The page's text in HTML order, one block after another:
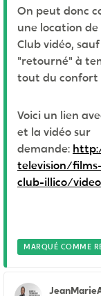
On peut donc
une location
Club vidéo,
"retourné" à
tout du confort
Voici un lien
et la vidéo sur
demande:
television/
club-illico/
MARQUÉ COMME